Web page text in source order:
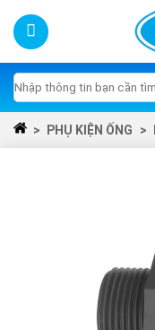
Skip
content
Tìm
kiếm:
> PHỤ KIỆN ỐNG >